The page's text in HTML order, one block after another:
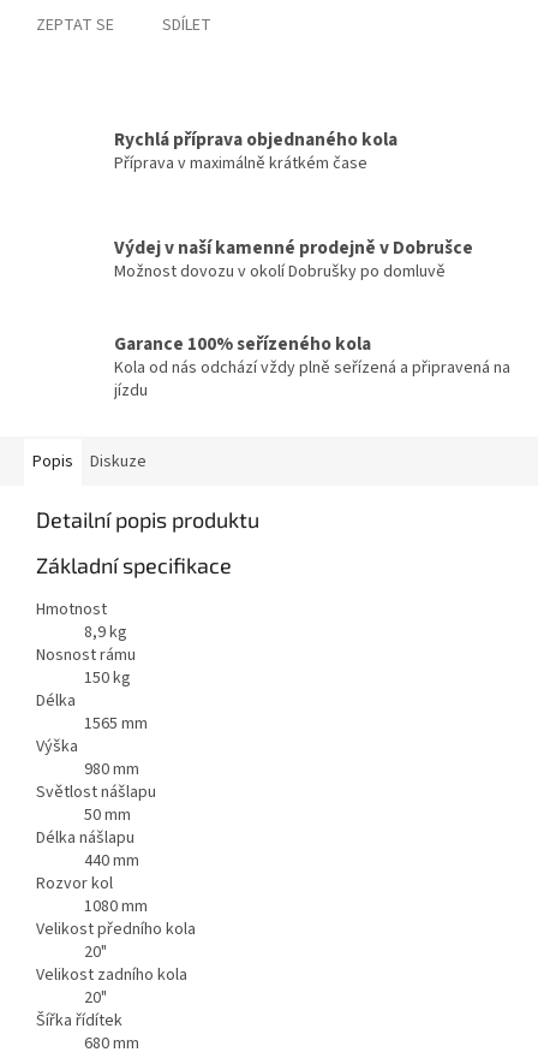
ZEPTAT SE SDÍLET
Rychlá příprava objednaného kola
Příprava v maximálně krátkém čase
Výdej v naší kamenné prodejně v Dobrušce
Možnost dovozu v okolí Dobrušky po domluvě
Garance 100% seřízeného kola
Kola od nás odchází vždy plně seřízená a připravená na
jízdu
Popis Diskuze
Detailní popis produktu
Základní specifikace
Hmotnost
8,9 kg
Nosnost rámu
150 kg
Délka
1565 mm
Výška
980 mm
Světlost nášlapu
50 mm
Délka nášlapu
440 mm
Rozvor kol
1080 mm
Velikost předního kola
20"
Velikost zadního kola
20"
Šířka řídítek
680 mm